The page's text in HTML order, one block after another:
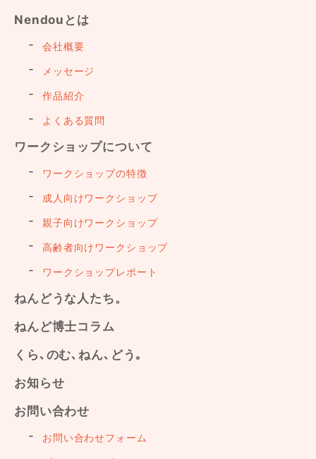
Nendouとは
会社概要
メッセージ
作品紹介
よくある質問
ワークショップについて
ワークショップの特徴
成人向けワークショップ
親子向けワークショップ
高齢者向けワークショップ
ワークショップレポート
ねんどうな人たち。
ねんど博士コラム
くら､のむ､ねん､どう｡
お知らせ
お問い合わせ
お問い合わせフォーム